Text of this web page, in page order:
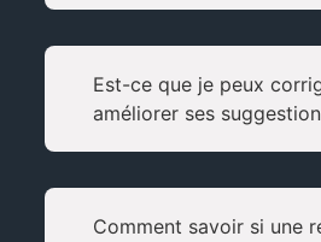
Est-ce que je peux
améliorer ses
Comment savoir si une